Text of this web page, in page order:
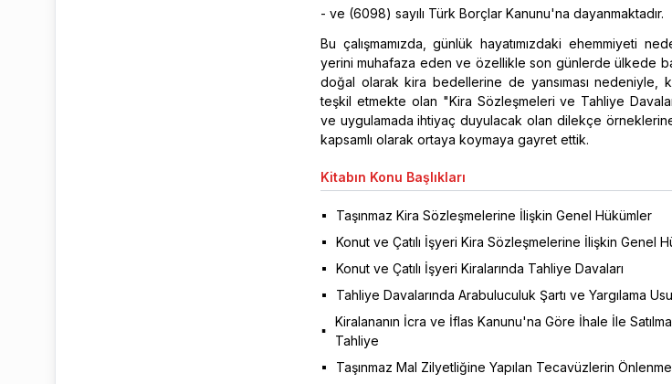
- ve (6098) sayılı Türk Borçlar Kanunu'na dayanmaktadır.
Bu çalışmamızda, günlük hayatımızdaki ehemmiyeti
yerini muhafaza eden ve özellikle son günlerde ülkede
doğal olarak kira bedellerine de yansıması nedeniyle,
teşkil etmekte olan "Kira Sözleşmeleri ve Tahliye
ve uygulamada ihtiyaç duyulacak olan dilekçe
kapsamlı olarak ortaya koymaya gayret ettik.
Kitabın Konu Başlıkları
Taşınmaz Kira Sözleşmelerine İlişkin Genel Hükümler
Konut ve Çatılı İşyeri Kira Sözleşmelerine İlişkin Genel
Konut ve Çatılı İşyeri Kiralarında Tahliye Davaları
Tahliye Davalarında Arabuluculuk Şartı ve Yargılama
Kiralananın İcra ve İflas Kanunu'na Göre İhale İle
Tahliye
Taşınmaz Mal Zilyetliğine Yapılan Tecavüzlerin